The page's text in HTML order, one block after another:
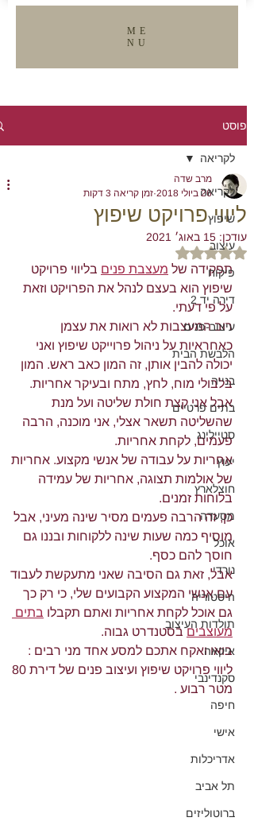
ME
NU
פוסט
לקריאה
שיפוץ
עיצוב
פיקוח
דירה יד 2
עיצוב-פנים
הלבשת הבית
בנייה
בתים פרטיים
סטיילינג
יעוץ
חוצלארץ
מסעדה
אוכל
נורדי
היסטוריה
תולדות העיצוב
איקאה
סקנדינבי
חיפה
אישי
אדריכלות
תל אביב
ברוטוליזים
לקריאה
ליווי פרויקט שיפוץ
מרב שדה
26 ביולי 2018
זמן קריאה 3 דקות
עודכן: 15 באוג׳ 2021
דירוג של NaN מתוך 5 כוכבים
תפקידה של מעצבת פנים בליווי פרויקט
שיפוץ הוא בעצם לנהל את הפרויקט וזאת
על פי דעתי.
רוב המעצבות לא רואות את עצמן
כאחראיות על ניהול פרוייקט שיפוץ ואני
יכולה להבין אותן, זה המון כאב ראש. המון
בלבולי מוח, לחץ, מתח ובעיקר אחריות.
אבל אני קצת חולת שליטה ועל מנת
שהשליטה תשאר אצלי, אני מוכנה, הרבה
פעמים, לקחת אחריות.
אחריות על עבודה של אנשי מקצוע. אחריות
של אולמות תצוגה, אחריות של עמידה
בלוחות זמנים.
כן, זה הרבה פעמים מסיר שינה מעיני, אבל
מוסיף כמה שעות שינה ללקוחות ובננו גם
חוסך להם כסף.
אבל, זאת גם הסיבה שאני מתעקשת לעבוד
עם אנשי המקצוע הקבועים שלי, כי רק כך
גם אוכל לקחת אחריות ואתם תקבלו בתים
מעוצבים בסטנדרט גבוה.
בואו ואקח אתכם למסע אחד מני רבים :
מטר רבוע .